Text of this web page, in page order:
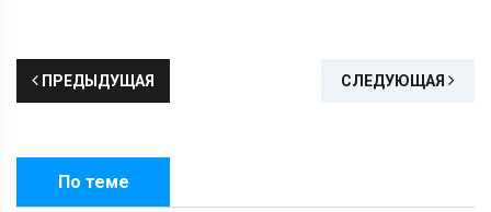
ПРЕДЫДУЩАЯ СЛЕДУЮЩАЯ
По теме